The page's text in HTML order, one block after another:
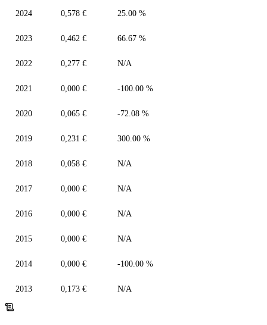
2024 0,578 € 25.00 %
2023 0,462 € 66.67 %
2022 0,277 € N/A
2021 0,000 € -100.00 %
2020 0,065 € -72.08 %
2019 0,231 € 300.00 %
2018 0,058 € N/A
2017 0,000 € N/A
2016 0,000 € N/A
2015 0,000 € N/A
2014 0,000 € -100.00 %
2013 0,173 € N/A